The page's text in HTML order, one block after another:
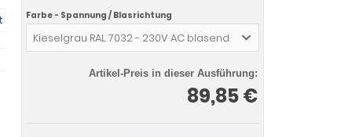
Farbe - Spannung / Blasrichtung
Kieselgrau RAL 7032 - 230V AC blasend
Artikel-Preis in dieser Ausführung:
89,85 €